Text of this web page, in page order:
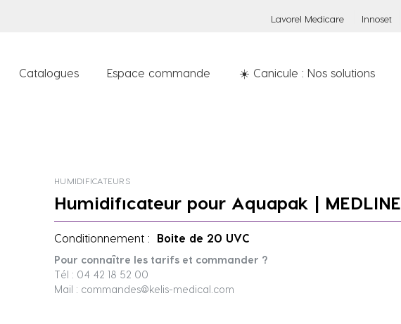
Lavorel Medicare Innoset
Catalogues Espace commande ☀️ Canicule : Nos solutions
HUMIDIFICATEURS
Humidificateur pour Aquapak | MEDLINE
Conditionnement : Boite de 20 UVC
Pour connaître les tarifs et commander ?
Tél : 04 42 18 52 00
Mail : commandes@kelis-medical.com